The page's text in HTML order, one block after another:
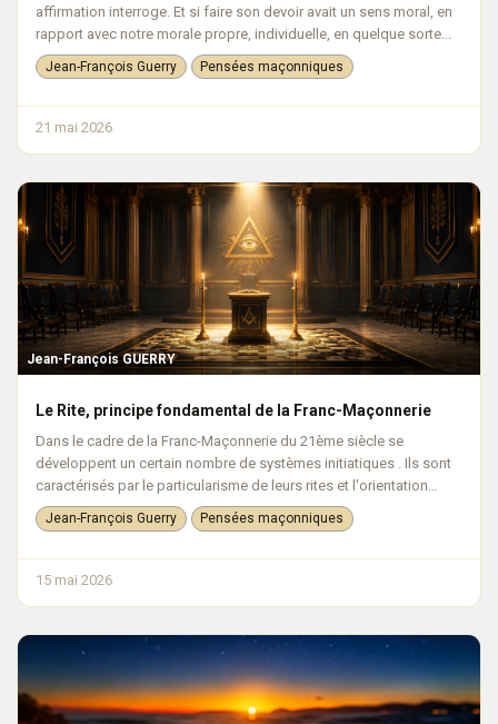
affirmation interroge. Et si faire son devoir avait un sens moral, en
rapport avec notre morale propre, individuelle, en quelque sorte...
Jean-François Guerry Pensées maçonniques
21 mai 2026
Jean-François GUERRY
Le Rite, principe fondamental de la Franc-Maçonnerie
​Dans le cadre de la Franc-Maçonnerie du 21ème siècle se
développent un certain nombre de systèmes initiatiques . Ils sont
caractérisés par le particularisme de leurs rites et l'orientation
spécifique...
Jean-François Guerry Pensées maçonniques
15 mai 2026